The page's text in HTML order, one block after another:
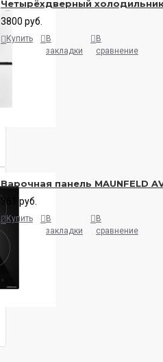
Четырёхдверный холодильник
3800 руб.
Купить
В
закладки
В
сравнение
Варочная панель MAUNFELD
361 руб.
Купить
В
закладки
В
сравнение